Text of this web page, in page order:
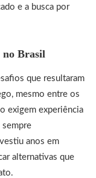
e a busca por
no Brasil
que resultaram
mesmo entre os
exigem experiência
sempre
anos em
alternativas que